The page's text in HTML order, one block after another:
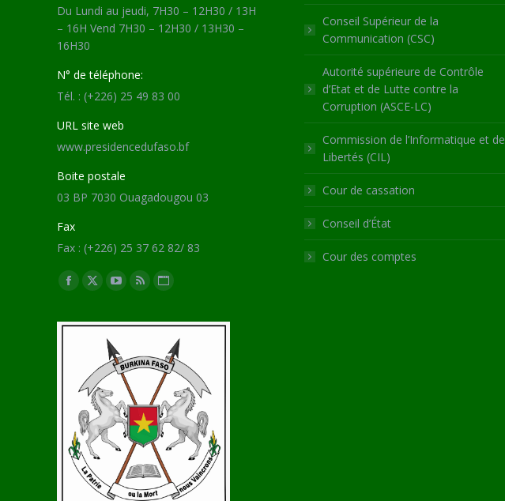
Du Lundi au jeudi, 7H30 – 12H30 / 13H
– 16H Vend 7H30 – 12H30 / 13H30 –
16H30
N° de téléphone:
Tél. : (+226) 25 49 83 00
URL site web
www.presidencedufaso.bf
Boite postale
03 BP 7030 Ouagadougou 03
Fax
Fax : (+226) 25 37 62 82/ 83
Trouvez nous sur :
Facebook
opens
window
X
opens
new
window
YouTube
opens
in
new
window
RSS
opens
new
window
Site
page
opens
in
new
window
Conseil Supérieur de la
Communication (CSC)
Autorité supérieure de Contrôle
d’Etat et de Lutte contre la
Corruption (ASCE-LC)
Commission de l’Informatique et
Libertés (CIL)
Cour de cassation
Conseil d’État
Cour des comptes